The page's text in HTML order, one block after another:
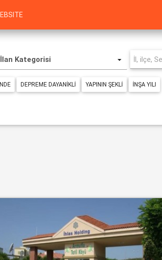
İlan Kategorisi
DEPREME DAYANIKLI YAPININ ŞEKLI İNŞA YILI